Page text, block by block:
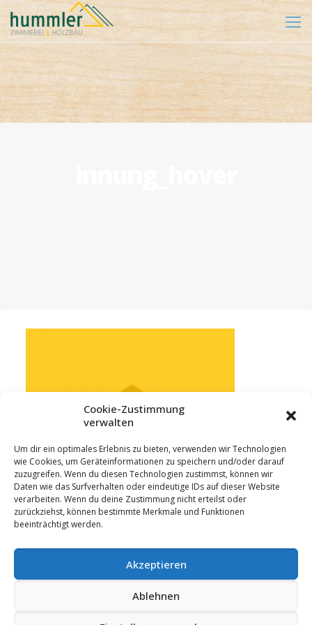
Cookie-Zustimmung
verwalten
Um dir ein optimales Erlebnis zu bieten, verwenden wir Technologien
wie Cookies, um Geräteinformationen zu speichern und/oder darauf
zuzugreifen. Wenn du diesen Technologien zustimmst, können wir
Daten wie das Surfverhalten oder eindeutige IDs auf dieser Website
verarbeiten. Wenn du deine Zustimmung nicht erteilst oder
zurückziehst, können bestimmte Merkmale und Funktionen
beeinträchtigt werden.
Akzeptieren
Ablehnen